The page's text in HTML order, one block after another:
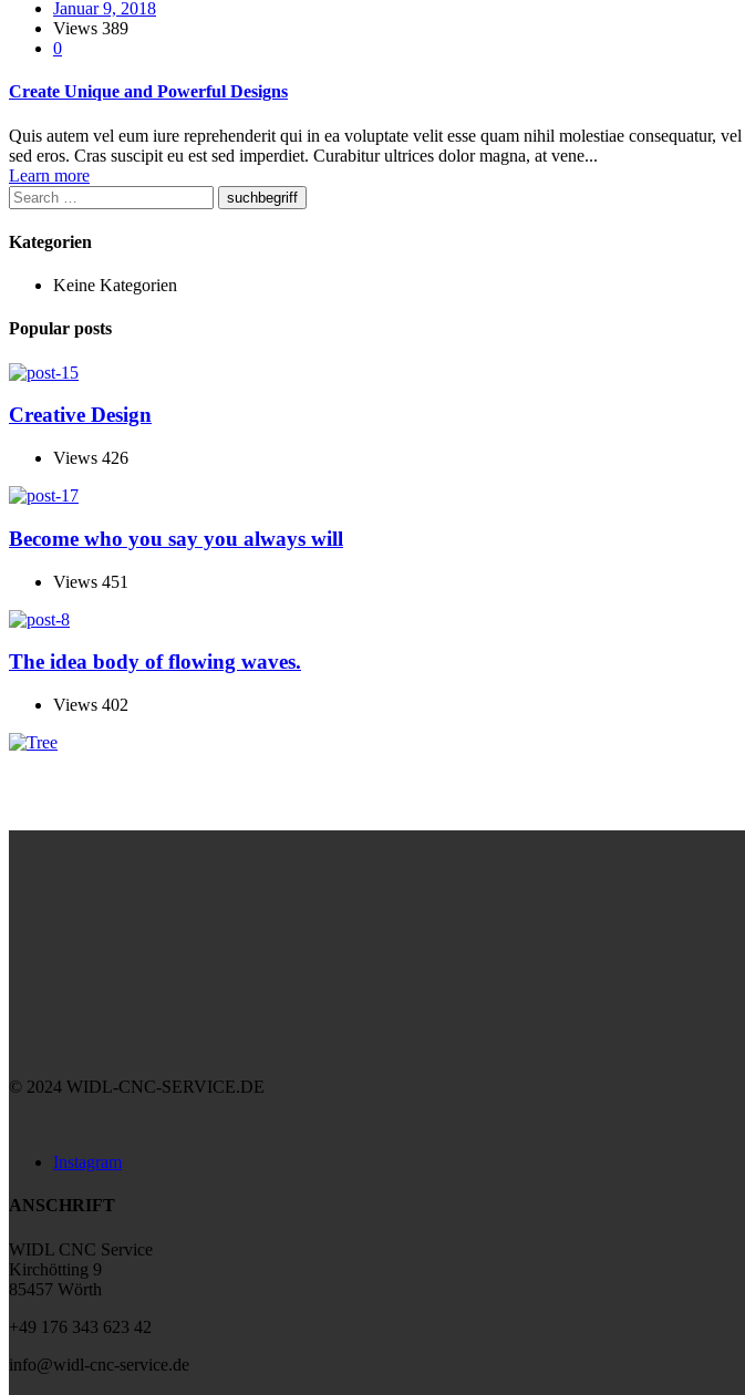
Januar 9, 2018
Views 389
0
Create Unique and Powerful Designs
Quis autem vel eum iure reprehenderit qui in ea voluptate velit esse quam nihil molestiae consequatur,
sed eros. Cras suscipit eu est sed imperdiet. Curabitur ultrices dolor magna, at vene...
Learn more
suchbegriff
Kategorien
Keine Kategorien
Popular posts
Creative Design
Views 426
Become who you say you always will
Views 451
The idea body of flowing waves.
Views 402
© 2024 WIDL-CNC-SERVICE.DE
Instagram
ANSCHRIFT
WIDL CNC Service
Kirchötting 9
85457 Wörth
+49 176 343 623 42
info@widl-cnc-service.de